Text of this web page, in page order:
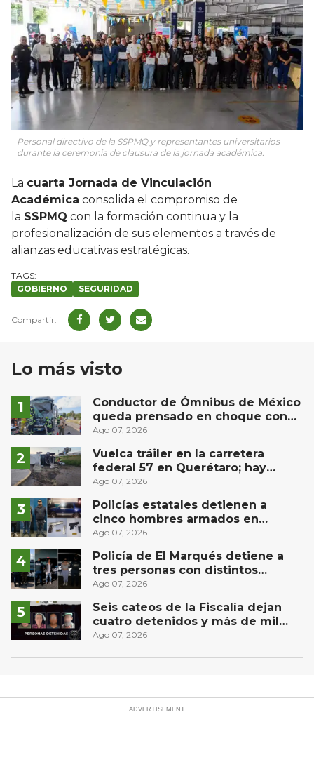
Personal directivo de la SSPMQ y representantes universitarios
durante la ceremonia de clausura de la jornada académica.
La cuarta Jornada de Vinculación
Académica consolida el compromiso de
la SSPMQ con la formación continua y la
profesionalización de sus elementos a través de
alianzas educativas estratégicas.
GOBIERNO SEGURIDAD
Lo más visto
Conductor de Ómnibus de México
queda prensado en choque con
materialista en San Juan del Río
Ago 07, 2026
Vuelca tráiler en la carretera
federal 57 en Querétaro; hay
derrame de combustible
Ago 07, 2026
Policías estatales detienen a
cinco hombres armados en
Puebla capital
Ago 07, 2026
Policía de El Marqués detiene a
tres personas con distintos
narcóticos
Ago 07, 2026
Seis cateos de la Fiscalía dejan
cuatro detenidos y más de mil
dosis aseguradas en Querétaro
Ago 07, 2026